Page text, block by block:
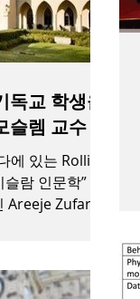
교 학생을
슬렘 교수
있는 Rollins
람 인문학” 클
Zufari가